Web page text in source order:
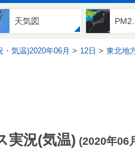
天気図
気温)2020年06月 12日 東北地
実況(気温) (2020年06